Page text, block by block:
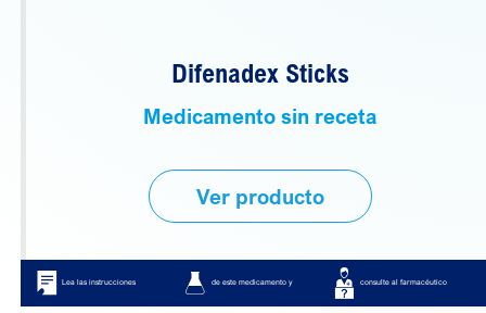
Difenadex Sticks
Medicamento sin receta
Ver producto
Lea las instrucciones de este medicamento y consulte al farmacéutico